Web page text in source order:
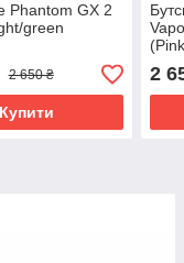
Phantom GX 2
green
2 650 ₴
Купити
2